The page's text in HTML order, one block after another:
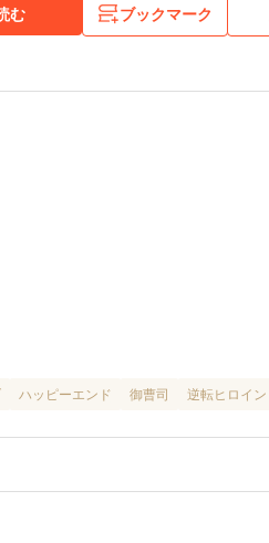
む ブックマーク
ハッピーエンド 御曹司 逆転ヒロイン